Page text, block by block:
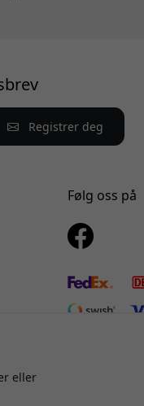
Registrer deg
Følg oss på
eller